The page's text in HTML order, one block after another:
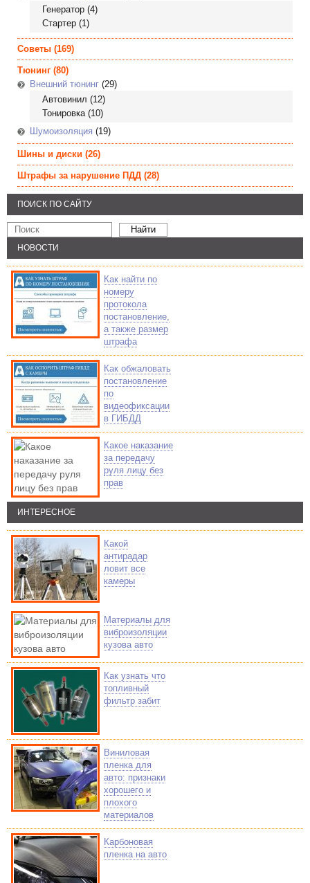
Генератор (4)
Стартер (1)
Советы (169)
Тюнинг (80)
Внешний тюнинг (29)
Автовинил (12)
Тонировка(10)
Шумоизоляция (19)
Шины и диски (26)
Штрафы за нарушение ПДД (28)
ПОИСК ПО САЙТУ
НОВОСТИ
Как найти по
номеру
протокола
постановление,
а также размер
штрафа
Как обжаловать
постановление
по
видеофиксации
в ГИБДД
Какое наказание
за передачу
руля лицу без
прав
ИНТЕРЕСНОЕ
Какой
антирадар
ловит все
камеры
Материалы для
виброизоляции
кузова авто
Как узнать что
топливный
фильтр забит
Виниловая
пленка для
авто: признаки
хорошего и
плохого
материалов
Карбоновая
пленка на авто